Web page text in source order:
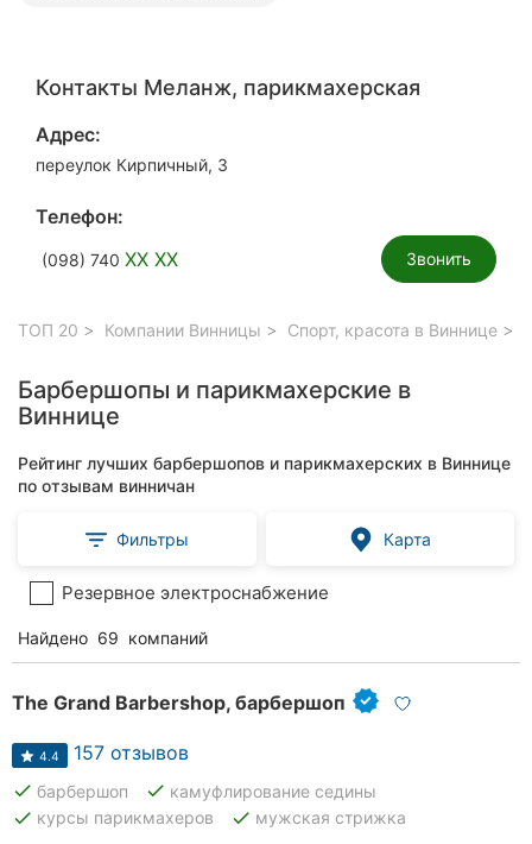
Контакты Меланж, парикмахерская
Адрес:
переулок Кирпичный, 3
Телефон:
(098) 740 XX XX Звонить
ТОП 20 Компании Винницы Спорт, красота в Виннице
Барбершопы и парикмахерские в
Виннице
Рейтинг лучших барбершопов и парикмахерских в Виннице
по отзывам винничан
Фильтры Карта
Резервное электроснабжение
Найдено 69 компаний
The Grand Barbershop, барбершоп
4.4 157 отзывов
done барбершоп done камуфлирование седины
done курсы парикмахеров done мужская стрижка